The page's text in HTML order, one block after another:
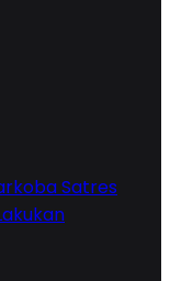
Satres